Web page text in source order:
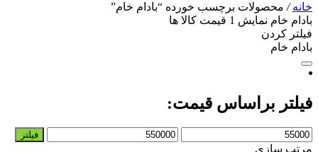
خانه/ محصولات برچسب خورده “بادام خام”
بادام خام نمایش 1 قیمت کالا ها
فیلتر کردن
بادام خام
فیلتر براساس قیمت:
حداقل
قیمت
حداکثر
فیلتر
مرتب سازی